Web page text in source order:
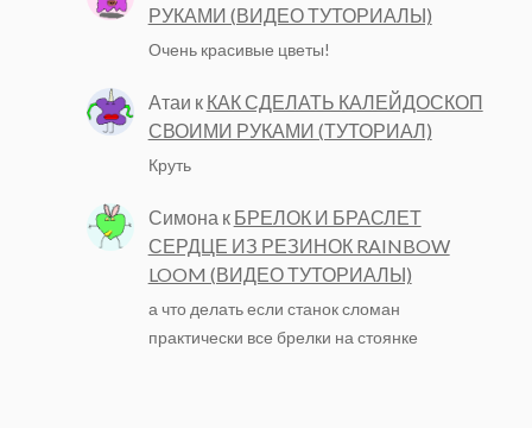
РУКАМИ (ВИДЕО ТУТОРИАЛЫ)
Очень красивые цветы!
Атаи к КАК СДЕЛАТЬ КАЛЕЙДОСКОП
СВОИМИ РУКАМИ (ТУТОРИАЛ)
Круть
Симона к БРЕЛОК И БРАСЛЕТ
СЕРДЦЕ ИЗ РЕЗИНОК RAINBOW
LOOM (ВИДЕО ТУТОРИАЛЫ)
а что делать если станок сломан
практически все брелки на стоянке